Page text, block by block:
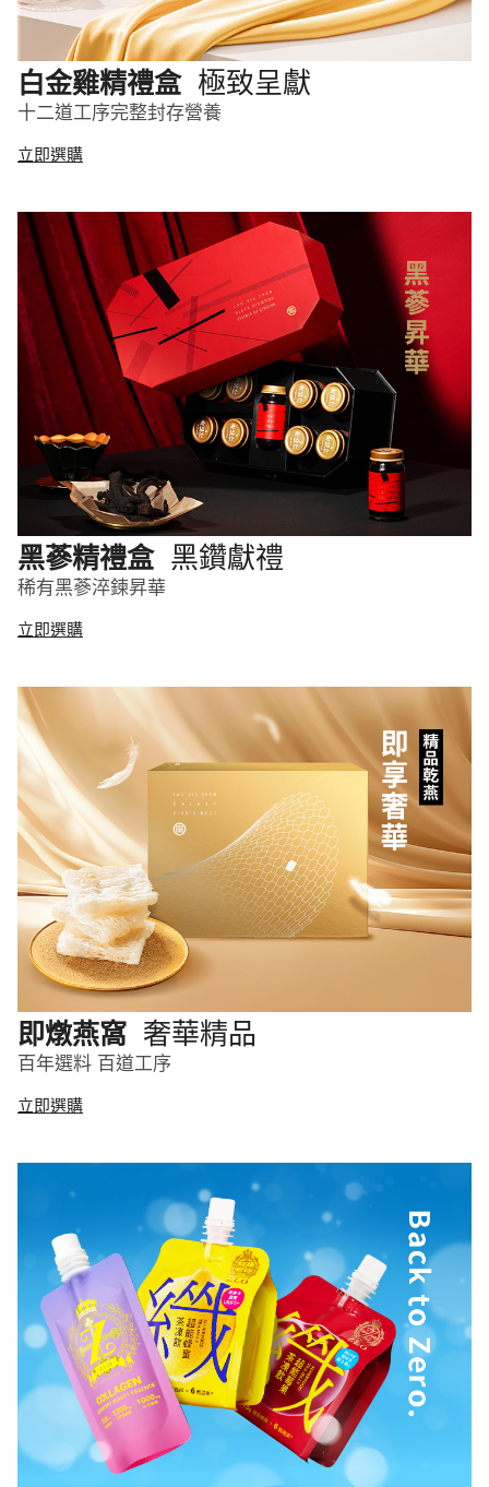
白金雞精禮盒 極致呈獻
十二道工序完整封存營養
立即選購
黑蔘精禮盒 黑鑽獻禮
稀有黑蔘淬鍊昇華
立即選購
即燉燕窩 奢華精品
百年選料 百道工序
立即選購